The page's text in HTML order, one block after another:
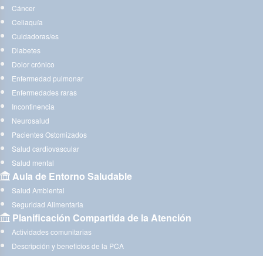
Cáncer
Celiaquía
Cuidadoras/es
Diabetes
Dolor crónico
Enfermedad pulmonar
Enfermedades raras
Incontinencia
Neurosalud
Pacientes Ostomizados
Salud cardiovascular
Salud mental
Aula de Entorno Saludable
Salud Ambiental
Seguridad Alimentaria
Planificación Compartida de la Atención
Actividades comunitarias
Descripción y beneficios de la PCA